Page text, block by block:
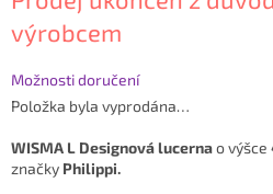
výrobcem
Možnosti doručení
Položka byla vyprodána…
WISMA L Designová lucernao výšce
značky Philippi.